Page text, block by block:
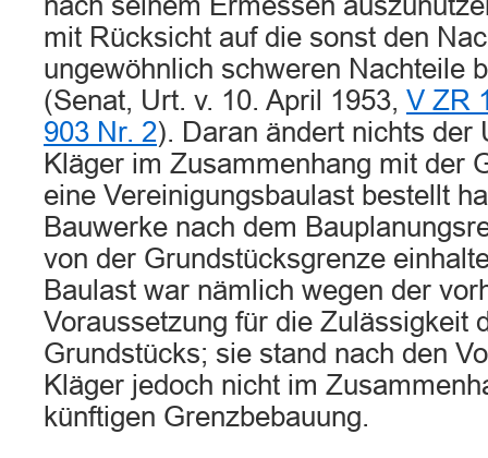
mit Rücksicht auf die sonst den
ungewöhnlich schweren Nachteile
(Senat, Urt. v. 10. April 1953, V ZR
903 Nr. 2). Daran ändert nichts der
Kläger im Zusammenhang mit der
eine Vereinigungsbaulast bestellt
Bauwerke nach dem
von der Grundstücksgrenze
Baulast war nämlich wegen der
Voraussetzung für die Zulässigkeit
Grundstücks; sie stand nach den
Kläger jedoch nicht im
künftigen Grenzbebauung.